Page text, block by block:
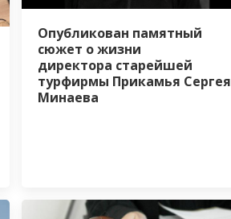
Опубликован памятный
сюжет о жизни
директора старейшей
турфирмы Прикамья Сергея
Минаева